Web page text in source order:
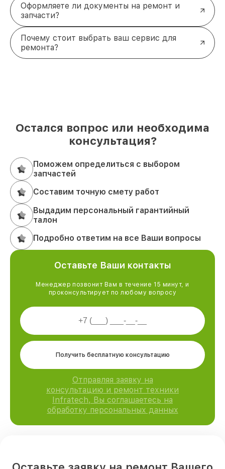
Оформляете ли документы на ремонт и
запчасти?
Почему стоит выбрать ваш сервис для
ремонта?
Остался вопрос или необходима
консультация?
Поможем определиться с выбором
запчастей
Составим точную смету работ
Выдадим персональный гарантийный
талон
Подробно ответим на все Ваши вопросы
Оставьте Ваши контакты
Менеджер позвонит Вам в течение 15 минут, и
проконсультирует по любому вопросу
Получить бесплатную консультацию
Отправляя заявку на
консультацию и ремонт техники
Infratech, Вы соглашаетесь на
обработку персональных данных